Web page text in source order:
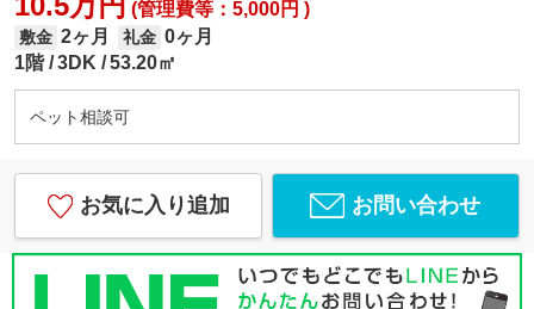
(管理費等：5,000円 )
敷金 2ヶ月 礼金 0ヶ月
1階 3DK 53.20㎡
ペット相談可
お気に入り追加 お問い合わせ